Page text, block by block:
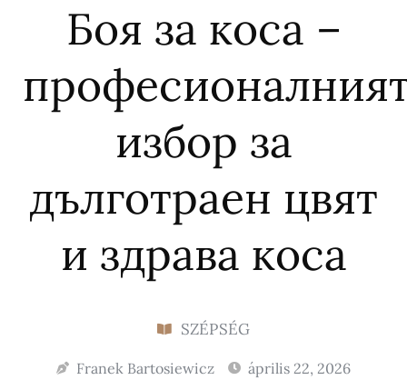
Боя за коса –
избор за
дълготраен цвят
и здрава коса
SZÉPSÉG
Franek Bartosiewicz
április 22, 2026